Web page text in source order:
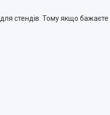
для стендів. Тому якщо бажаєте